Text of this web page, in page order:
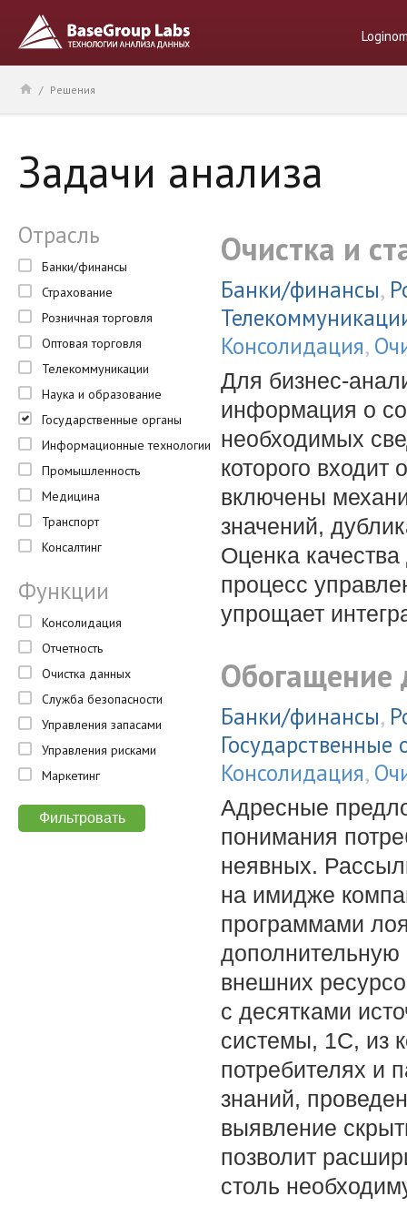
/ Решения
Задачи анализа
Отрасль
Банки/финансы
Страхование
Розничная торговля
Оптовая торговля
Телекоммуникации
Наука и образование
Государственные органы
Информационные технологии
Промышленность
Медицина
Транспорт
Консалтинг
Функции
Консолидация
Отчетность
Очистка данных
Служба безопасности
Управления запасами
Управления рисками
Маркетинг
Очистка и
Банки/финансы,
Консолидация,
Для бизнес-
информация о
необходимых
которого
включены
значений,
Оценка
процесс
упрощает
Обогащение
Банки/финансы,
Государственные
Консолидация,
Адресные
понимания
неявных.
на имидже
программами
внешних
с десятками
системы, 1С, из
потребителях и
знаний,
выявление
позволит
столь